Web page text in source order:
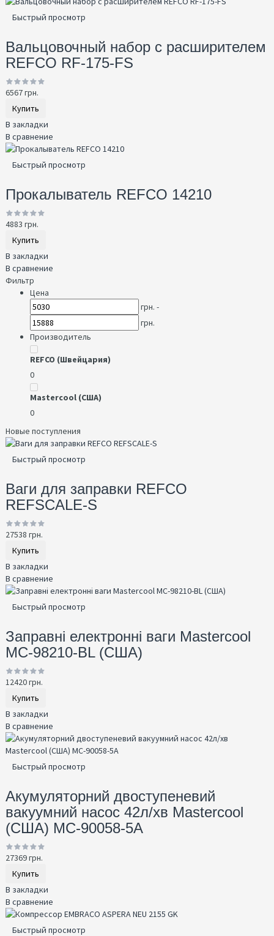
Быстрый просмотр
Вальцовочный набор с расширителем
REFCO RF-175-FS
6567 грн.
Купить
В закладки
В сравнение
Быстрый просмотр
Прокалыватель REFCO 14210
4883 грн.
Купить
В закладки
В сравнение
Фильтр
Цена
грн. -
грн.
Производитель
REFCO (Швейцария)
0
Mastercool (США)
0
Новые поступления
Быстрый просмотр
Ваги для заправки REFCO
REFSCALE-S
27538 грн.
Купить
В закладки
В сравнение
Быстрый просмотр
Заправні електронні ваги Mastercool
MC-98210-BL (США)
12420 грн.
Купить
В закладки
В сравнение
Быстрый просмотр
Акумуляторний двоступеневий
вакуумний насос 42л/хв Mastercool
(США) MC-90058-5A
27369 грн.
Купить
В закладки
В сравнение
Быстрый просмотр